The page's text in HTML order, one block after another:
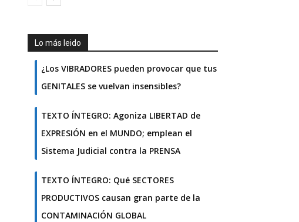
Lo más leido
¿Los VIBRADORES pueden provocar que tus
GENITALES se vuelvan insensibles?
TEXTO ÍNTEGRO: Agoniza LIBERTAD de
EXPRESIÓN en el MUNDO; emplean el
Sistema Judicial contra la PRENSA
TEXTO ÍNTEGRO: Qué SECTORES
PRODUCTIVOS causan gran parte de la
CONTAMINACIÓN GLOBAL